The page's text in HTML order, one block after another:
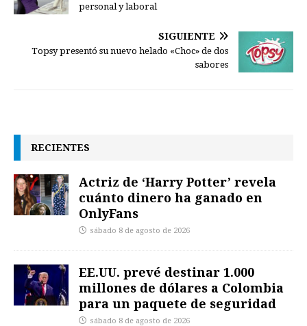
personal y laboral
SIGUIENTE
Topsy presentó su nuevo helado «Choc» de dos
sabores
RECIENTES
Actriz de ‘Harry Potter’ revela
cuánto dinero ha ganado en
OnlyFans
sábado 8 de agosto de 2026
EE.UU. prevé destinar 1.000
millones de dólares a Colombia
para un paquete de seguridad
sábado 8 de agosto de 2026